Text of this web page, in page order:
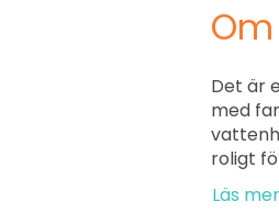
Det är
med
roligt
Läs mer